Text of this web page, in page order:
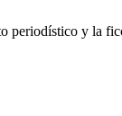
periodístico y la